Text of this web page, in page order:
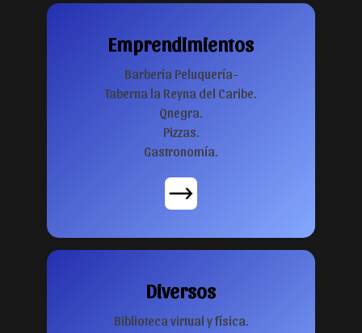
Emprendimientos
Barbería Peluquería-
Taberna la Reyna del Caribe.
Qnegra.
Pizzas.
Gastronomía.
Diversos
Biblioteca virtual y física.